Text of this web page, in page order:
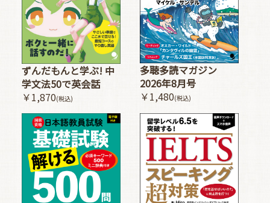
ずんだもんと学ぶ! 中
学文法50で英会話
￥1,870(税込)
多聴多読マガジン
2026年8月号
￥1,480(税込)